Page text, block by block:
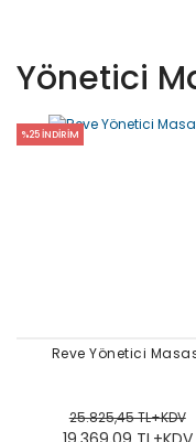
Yönetici
%25 İNDİRİM
Reve Yönetici
25.825,45 TL+KDV